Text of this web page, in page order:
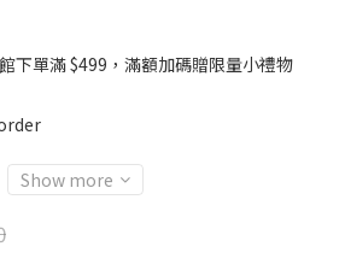
下單滿 $499，滿額加碼贈限量小禮物
Show more